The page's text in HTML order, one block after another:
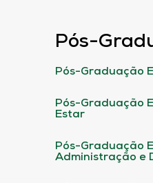
Pós-
Pós-Graduação
Pós-Graduação
Estar
Pós-Graduação
Administração e